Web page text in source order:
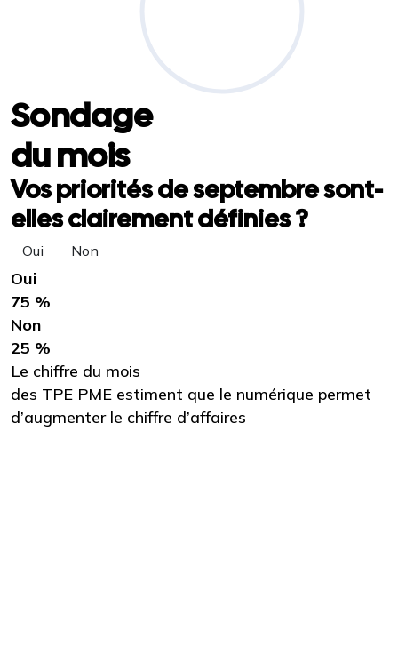
Sondage
du mois
Vos priorités de septembre sont-
elles clairement définies ?
Oui Non
Oui
75 %
Non
25 %
Le chiffre du mois
des TPE PME estiment que le numérique permet
d’augmenter le chiffre d’affaires